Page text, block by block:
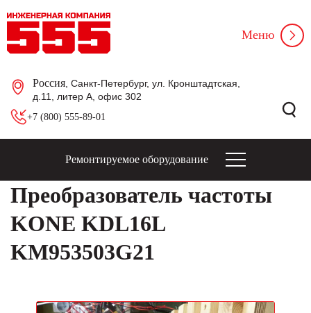
Россия , Санкт-Петербург, ул. Кронштадтская,
д.11, литер А, офис 302
+7 (800) 555-89-01
Меню
Ремонтируемое оборудование
Преобразователь частоты
KONE KDL16L
KM953503G21